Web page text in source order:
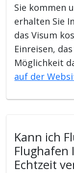
Sie kommen
erhalten Sie
das Visum
Einreisen,
Möglichkeit
auf der
Kann ich
Flughafen
Echtzeit